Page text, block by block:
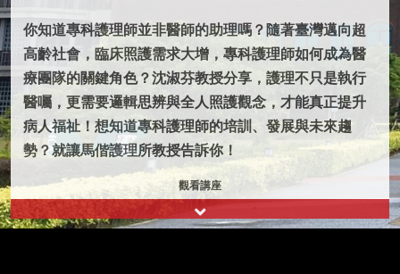
你知道專科護理師並非醫師的助理嗎？隨著臺灣邁向超
高齡社會，臨床照護需求大增，專科護理師如何成為醫
療團隊的關鍵角色？沈淑芬教授分享，護理不只是執行
醫囑，更需要邏輯思辨與全人照護觀念，才能真正提升
病人福祉！想知道專科護理師的培訓、發展與未來趨
勢？就讓馬偕護理所教授告訴你！
觀看講座